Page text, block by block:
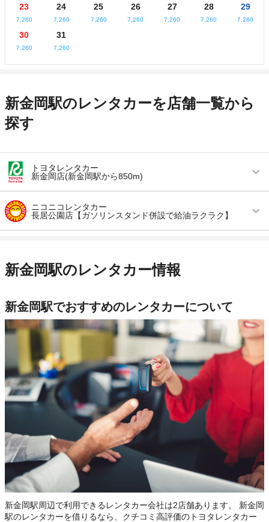
23
7,260
24
7,260
25
7,260
26
7,260
27
7,260
28
7,260
29
7,260
30
7,260
31
7,260
新金岡駅のレンタカーを店舗一覧から
探す
トヨタレンタカー
新金岡店(新金岡駅から850m)
営業時間
(月〜金) 08:00 ～ 18:00 / (土・日・祝) 08:00 ～
20:00
アクセス 新金岡駅より徒歩で約10分（送迎なし）
店舗詳細 店舗詳細ページはこちら
この店舗でレンタカーを探す
ニコニコレンタカー
長居公園店【ガソリンスタンド併設で給油ラクラク】
アクセス 長居駅より徒歩で約5分（送迎なし）
店舗詳細 店舗詳細ページはこちら
この店舗でレンタカーを探す
新金岡駅のレンタカー情報
新金岡駅でおすすめのレンタカーについて
新金岡駅周辺で利用できるレンタカー会社は2店舗あります。 新金岡
駅のレンタカーを借りるなら、クチコミ高評価のトヨタレンタカー